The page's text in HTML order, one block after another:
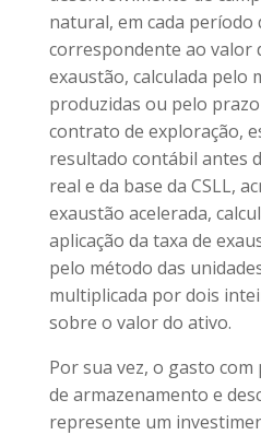
natural, em cada período
correspondente ao valor
exaustão, calculada pelo
produzidas ou pelo
contrato de exploração,
resultado contábil antes
real e da base da CSLL,
exaustão acelerada,
aplicação da taxa de
pelo método das
multiplicada por dois
sobre o valor do ativo.
Por sua vez, o gasto
de armazenamento e
represente um